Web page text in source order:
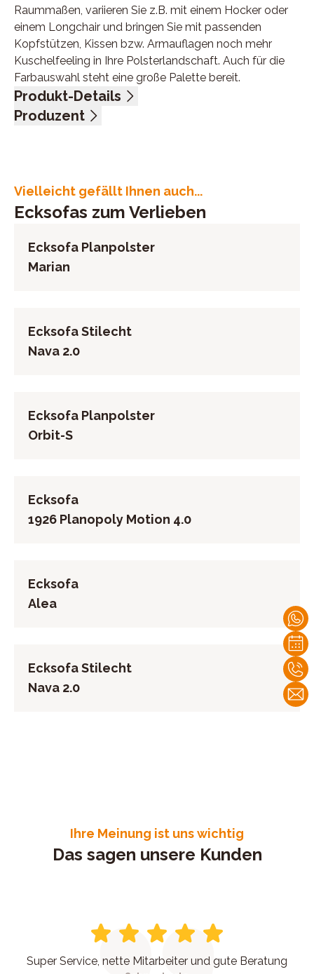
Raummaßen, variieren Sie z.B. mit einem Hocker oder
einem Longchair und bringen Sie mit passenden
Kopfstützen, Kissen bzw. Armauflagen noch mehr
Kuschelfeeling in Ihre Polsterlandschaft. Auch für die
Farbauswahl steht eine große Palette bereit.
Produkt-Details
Flachgewebe, 100% Polyester, Farbe grey, Rücken echt,
91/89/208 cm
Stellmaß ca. 252 x 208 cm
Produzent
E-Mail-Adresse: info@carina.de
UID (Umsatzsteuer-Identifikationsnummer): DE
126786716
Vielleicht gefällt Ihnen auch...
Ecksofas zum Verlieben
Ecksofa Planpolster
Marian
Ecksofa Stilecht
Nava 2.0
Ecksofa Planpolster
Orbit-S
Ecksofa
1926 Planopoly Motion 4.0
Ecksofa
Alea
Ecksofa Stilecht
Nava 2.0
Ihre Meinung ist uns wichtig
Das sagen unsere Kunden
Super Service, nette Mitarbeiter und gute Beratung